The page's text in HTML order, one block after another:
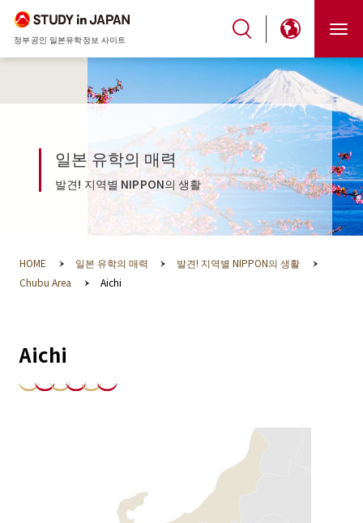
정부공인 일본유학정보 사이트
일본 유학의 매력
발견! 지역별 NIPPON의 생활
HOME 일본 유학의 매력
발견! 지역별 NIPPON의 생활
Chubu Area
Aichi
Aichi